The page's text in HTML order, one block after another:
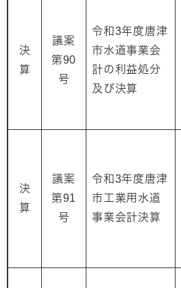
決
算
議案
第90
号
令和3年度唐津
市水道事業会
計の利益処分
及び決算
決
算
議案
第91
号
令和3年度唐津
市工業用水道
事業会計決算